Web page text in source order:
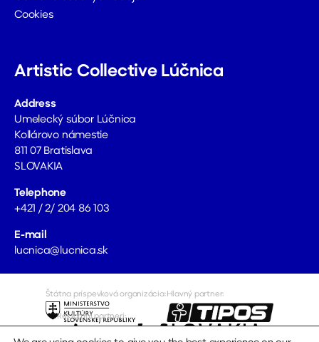
Cookies
Artistic Collective Lúčnica
Address
Umelecký súbor Lúčnica
Kollárovo námestie
811 07 Bratislava
SLOVAKIA
Telephone
+421 / 2/ 204 86 103
E-mail
lucnica@lucnica.sk
Štátna príspevková organizácia: Hlavný partner:
Reklamní partneri:
Mediálni partneri Repre oblečenie: